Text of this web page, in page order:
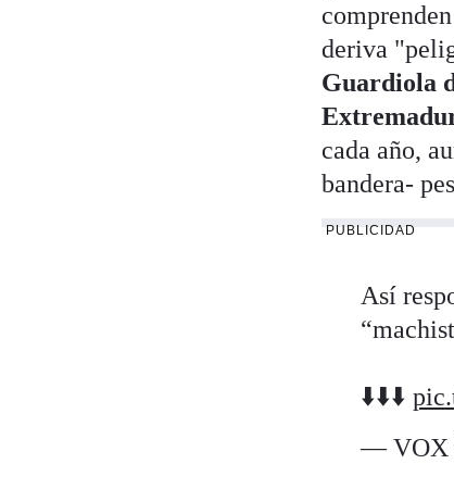
deriva
Guardiola
cada año,
bandera-
PUBLICIDAD
Así
⬇️⬇️⬇️
— VOX